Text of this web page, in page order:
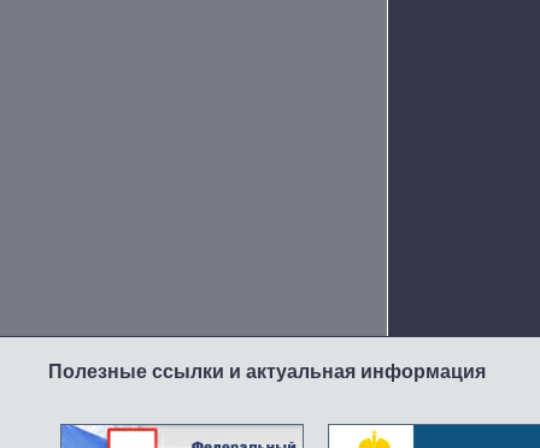
Полезные ссылки и актуальная информация